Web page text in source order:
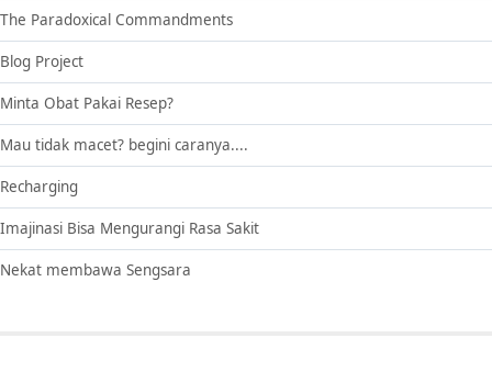
The Paradoxical Commandments
Blog Project
Minta Obat Pakai Resep?
Mau tidak macet? begini caranya....
Recharging
Imajinasi Bisa Mengurangi Rasa Sakit
Nekat membawa Sengsara